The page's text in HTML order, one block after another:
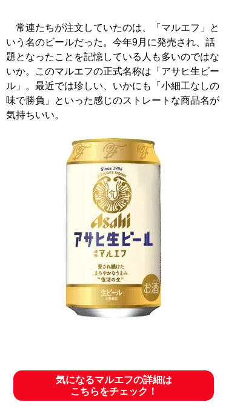
常連たちが注文していたのは、「マルエフ」と
いう名のビールだった。今年9月に発売され、話
題となったことを記憶している人も多いのではな
いか。このマルエフの正式名称は「アサヒ生ビー
ル」。最近では珍しい、いかにも「小細工なしの
味で勝負」といった感じのストレートな商品名が
気持ちいい。
気になるマルエフの詳細は
こちらをチェック！